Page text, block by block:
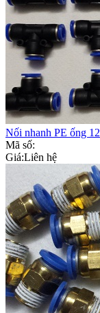
Nối nhanh PE ống 12
Mã số:
Giá:Liên hệ